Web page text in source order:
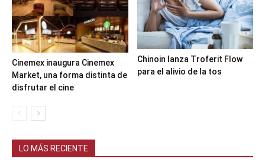
Cinemex inaugura Cinemex
Market, una forma distinta de
disfrutar el cine
Chinoin lanza Troferit Flow
para el alivio de la tos
LO MÁS RECIENTE